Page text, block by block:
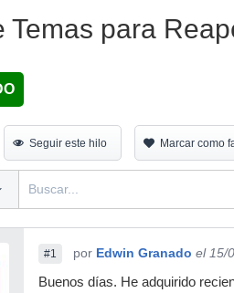
Temas para
Seguir este hilo Marcar como
#1 por Edwin Granado el 15/
Buenos días. He adquirido